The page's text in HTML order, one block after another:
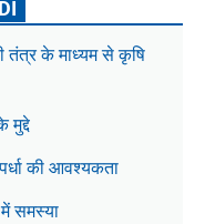
तंत्र के माध्यम से कृषि
मुद्दे
की आवश्यकता
में समस्या